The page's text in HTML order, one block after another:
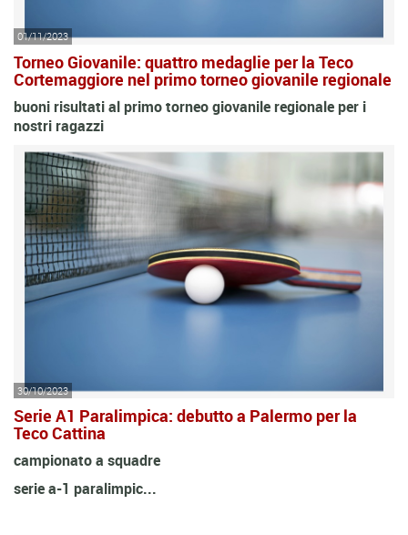
01/11/2023
Torneo Giovanile: quattro medaglie per la Teco
Cortemaggiore nel primo torneo giovanile regionale
buoni risultati al primo torneo giovanile regionale per i
nostri ragazzi
30/10/2023
Serie A1 Paralimpica: debutto a Palermo per la
Teco Cattina
campionato a squadre
serie a-1 paralimpic...